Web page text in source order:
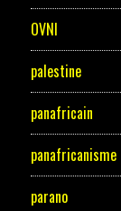
OVNI
palestine
panafricain
panafricanisme
parano